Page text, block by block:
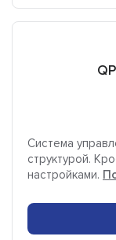
Система
структурой.
настройками.